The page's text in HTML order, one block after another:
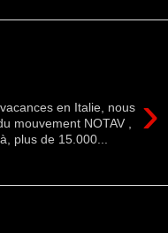
›
en Italie, nous
mouvement NOTAV ,
plus de 15.000...